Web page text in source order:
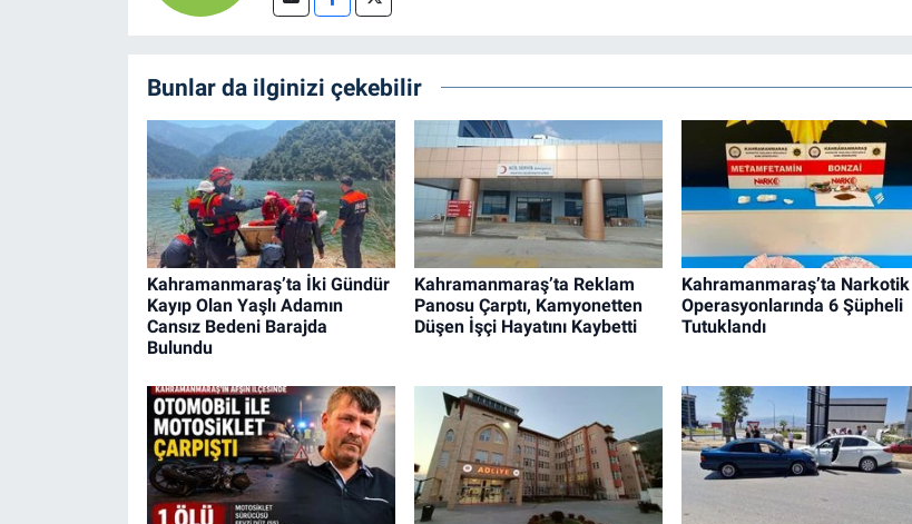
Bunlar da ilginizi çekebilir
Kahramanmaraş’ta İki Gündür
Kayıp Olan Yaşlı Adamın
Cansız Bedeni Barajda
Bulundu
Kahramanmaraş’ta Reklam
Panosu Çarptı, Kamyonetten
Düşen İşçi Hayatını Kaybetti
Kahramanmaraş’ta Narkotik
Operasyonlarında 6 Şüpheli
Tutuklandı